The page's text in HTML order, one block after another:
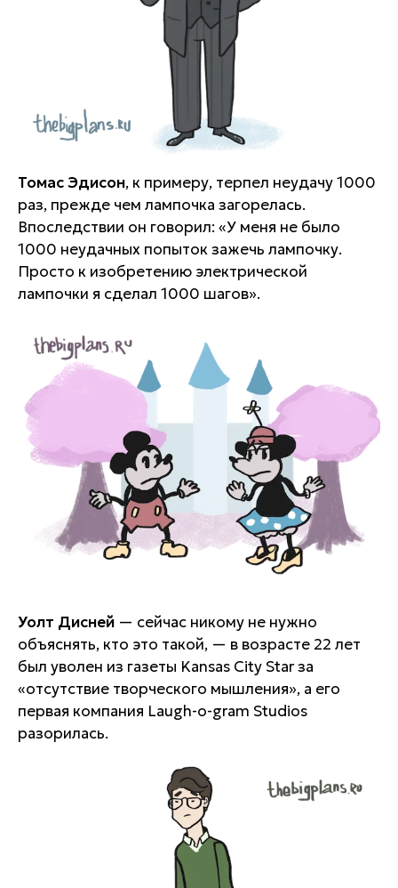
Томас Эдисон, к примеру, терпел неудачу 1000
раз, прежде чем лампочка загорелась.
Впоследствии он говорил: «У меня не было
1000 неудачных попыток зажечь лампочку.
Просто к изобретению электрической
лампочки я сделал 1000 шагов».
Уолт Дисней — сейчас никому не нужно
объяснять, кто это такой, — в возрасте 22 лет
был уволен из газеты Kansas City Star за
«отсутствие творческого мышления», а его
первая компания Laugh-o-gram Studios
разорилась.